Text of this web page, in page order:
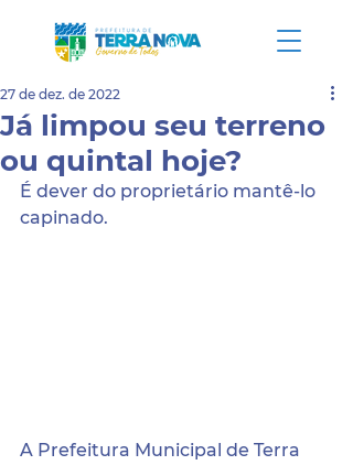
Já limpou seu terreno
ou quintal hoje?
27 de dez. de 2022
É dever do proprietário mantê-lo
capinado.
A Prefeitura Municipal de Terra